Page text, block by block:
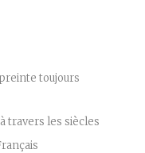
toujours
travers les siècles